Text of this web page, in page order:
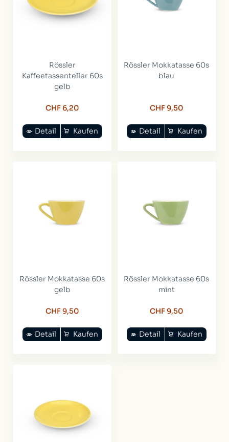
Rössler
Kaffeetassenteller 60s
gelb
CHF 6,20
Kaufen
Detail
Rössler Mokkatasse 60s
blau
CHF 9,50
Kaufen
Detail
Rössler Mokkatasse 60s
gelb
CHF 9,50
Kaufen
Detail
Rössler Mokkatasse 60s
mint
CHF 9,50
Kaufen
Detail